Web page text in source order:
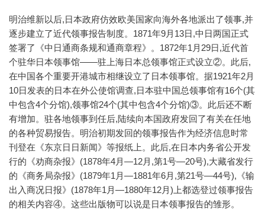
明治维新以后,日本政府仿效欧美国家向海外各地派出了领事,并
逐步建立了近代领事报告制度。1871年9月13日,中日两国正式
签署了《中日通商条规和通商章程》。1872年1月29日,近代首
个驻华日本领事馆——驻上海日本总领事馆正式设立②。此后,
在中国各个重要开港城市相继设立了日本领事馆。据1921年2月
10日发表的日本在外公使馆调查,日本驻中国总领事馆有16个(其
中包含4个分馆),领事馆24个(其中包含4个分馆)③。此后还不断
有增加。驻各地领事到任后,陆续向本国政府发回了有关在任地
的各种贸易报告。明治初期发回的领事报告作为经济信息时常
刊登在《东京日日新闻》等报纸上。此后,在日本内务省公开发
行的《劝商杂报》(1878年4月—12月,第1号—20号),大藏省发行
的《商务局杂报》(1879年1月—1881年6月,第21号—44号),《输
出入商况日报》(1878年1月—1880年12月)上都选登过领事报告
的相关内容④。这些出版物可以说是日本领事报告的雏形。